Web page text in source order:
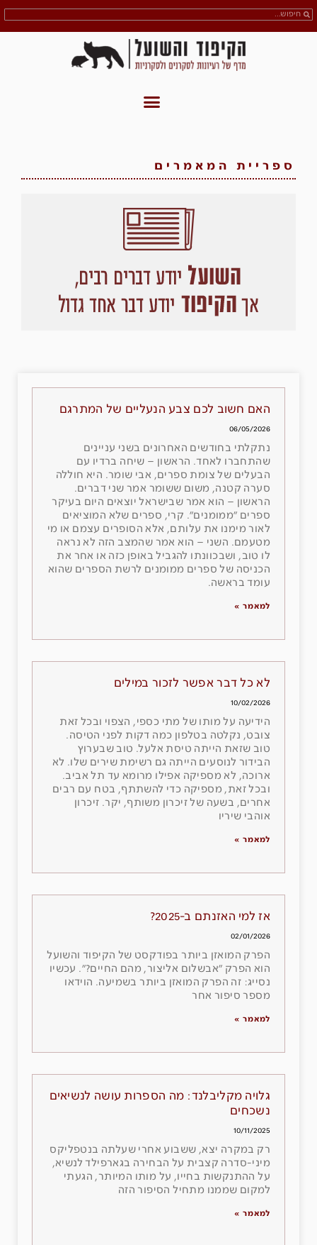
ספריית המאמרים
האם חשוב לכם צבע הנעליים של המתרגם
06/05/2026
נתקלתי בחודשים האחרונים בשני עניינים
שהתחברו לאחד. הראשון – שיחה ברדיו עם
הבעלים של צומת ספרים, אבי שומר. היא חוללה
סערה קטנה, משום ששומר אמר שני דברים.
הראשון – הוא אמר שבישראל יוצאים היום בעיקר
ספרים ״ממומנים״. קרי, ספרים שלא המוציאים
לאור מימנו את עלותם, אלא הסופרים עצמם או מי
מטעמם. השני – הוא אמר שהמצב הזה לא נראה
לו טוב, ושבכוונתו להגביל באופן כזה או אחר את
הכניסה של ספרים ממומנים לרשת הספרים שהוא
עומד בראשה.
למאמר »
לא כל דבר אפשר לזכור במילים
10/02/2026
הידיעה על מותו של מתי כספי, הצפוי ובכל זאת
צובט, נקלטה בטלפון כמה דקות לפני הטיסה.
טוב שזאת הייתה טיסת אלעל. טוב שבערוץ
הבידור לנוסעים הייתה גם רשימת שירים שלו. לא
ארוכה, לא מספיקה אפילו מרומא עד תל אביב.
ובכל זאת, מספיקה כדי להשתתף, בטח עם רבים
אחרים, בשעה של זיכרון משותף, יקר. זיכרון
אוהבי שיריו
למאמר »
אז למי האזנתם ב-2025?
02/01/2026
הפרק המואזן ביותר בפודקסט של הקיפוד והשועל
הוא הפרק ״אבשלום אליצור, מהם החיים?״. עכשיו
נסייג: זה הפרק המואזן ביותר בשמיעה. הוידאו
מספר סיפור אחר
למאמר »
גלויה מקליבלנד: מה הספרות עושה לנשיאים
נשכחים
10/11/2025
רק במקרה יצא, ששבוע אחרי שעלתה בנטפליקס
מיני-סדרה קצבית על הבחירה בגארפילד לנשיא,
על ההתנקשות בחייו, על מותו המיותר, הגעתי
למקום שממנו מתחיל הסיפור הזה
למאמר »